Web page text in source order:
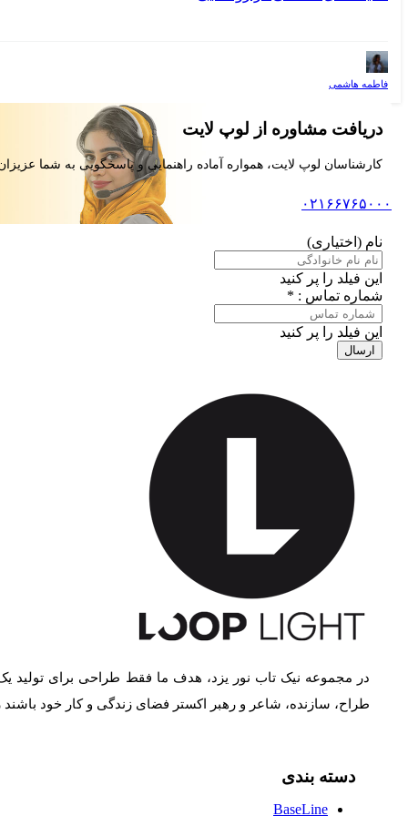
فاطمه هاشمی
دریافت مشاوره از لوپ لایت
کارشناسان لوپ لایت، همواره آماده راهنمایی و پاسخگویی به شما
۰۲۱۶۶۷۶۵۰۰۰
نام (اختیاری)
این فیلد را پر کنید
شماره تماس : *
این فیلد را پر کنید
ارسال
در مجموعه نیک تاب نور یزد، هدف ما فقط طراحی برای تولید
طراح، سازنده، شاعر و رهبر اکستر فضای زندگی و کار خود
دسته بندی
BaseLine